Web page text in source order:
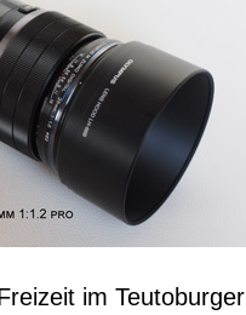
im Teutoburger